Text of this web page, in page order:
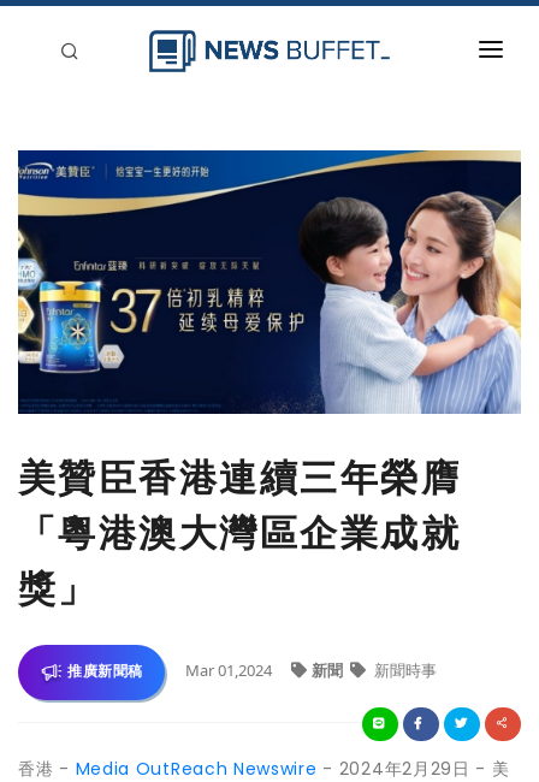
新聞稿分類
登入
刊登
美贊臣香港連續三年榮膺
「粵港澳大灣區企業成就
獎」
推廣新聞稿 Mar 01,2024 新聞 新聞時事
香港 - Media OutReach Newswire - 2024年2月29日 - 美